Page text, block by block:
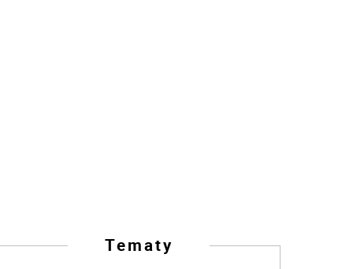
Tematy